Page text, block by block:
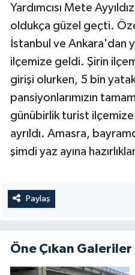
Yardımcısı Mete
oldukça güzel geçti.
İstanbul ve Ankara'dan
ilçemize geldi. Şirin
girişi olurken, 5 bin
pansiyonlarımızın
günübirlik turist
ayrıldı. Amasra,
şimdi yaz ayına
Paylaş
Öne Çıkan Galeriler